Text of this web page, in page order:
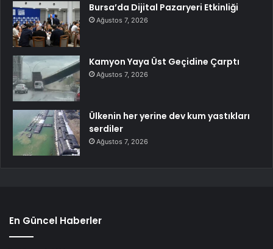
Bursa’da Dijital Pazaryeri Etkinliği
Ağustos 7, 2026
Kamyon Yaya Üst Geçidine Çarptı
Ağustos 7, 2026
Ülkenin her yerine dev kum yastıkları
serdiler
Ağustos 7, 2026
En Güncel Haberler